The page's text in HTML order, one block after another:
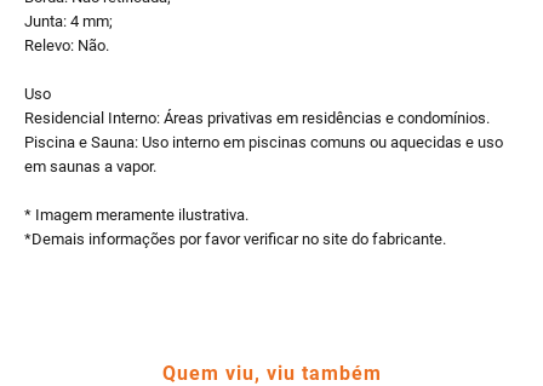
Junta: 4 mm;
Relevo: Não.
Uso
Residencial Interno: Áreas privativas em residências e condomínios.
Piscina e Sauna: Uso interno em piscinas comuns ou aquecidas e uso
em saunas a vapor.
* Imagem meramente ilustrativa.
*Demais informações por favor verificar no site do fabricante.
Quem viu, viu também